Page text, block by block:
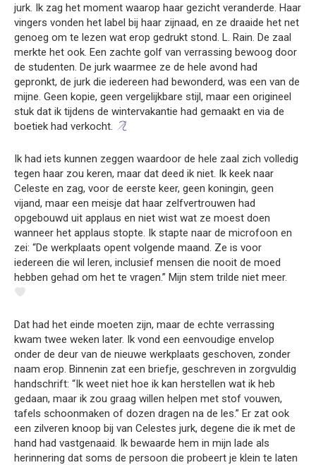
jurk. Ik zag het moment waarop haar gezicht veranderde. Haar
vingers vonden het label bij haar zijnaad, en ze draaide het net
genoeg om te lezen wat erop gedrukt stond. L. Rain. De zaal
merkte het ook. Een zachte golf van verrassing bewoog door
de studenten. De jurk waarmee ze de hele avond had
gepronkt, de jurk die iedereen had bewonderd, was een van de
mijne. Geen kopie, geen vergelijkbare stijl, maar een origineel
stuk dat ik tijdens de wintervakantie had gemaakt en via de
boetiek had verkocht.
Ik had iets kunnen zeggen waardoor de hele zaal zich volledig
tegen haar zou keren, maar dat deed ik niet. Ik keek naar
Celeste en zag, voor de eerste keer, geen koningin, geen
vijand, maar een meisje dat haar zelfvertrouwen had
opgebouwd uit applaus en niet wist wat ze moest doen
wanneer het applaus stopte. Ik stapte naar de microfoon en
zei: “De werkplaats opent volgende maand. Ze is voor
iedereen die wil leren, inclusief mensen die nooit de moed
hebben gehad om het te vragen.” Mijn stem trilde niet meer.
Dat had het einde moeten zijn, maar de echte verrassing
kwam twee weken later. Ik vond een eenvoudige envelop
onder de deur van de nieuwe werkplaats geschoven, zonder
naam erop. Binnenin zat een briefje, geschreven in zorgvuldig
handschrift: “Ik weet niet hoe ik kan herstellen wat ik heb
gedaan, maar ik zou graag willen helpen met stof vouwen,
tafels schoonmaken of dozen dragen na de les.” Er zat ook
een zilveren knoop bij van Celestes jurk, degene die ik met de
hand had vastgenaaid. Ik bewaarde hem in mijn lade als
herinnering dat soms de persoon die probeert je klein te laten